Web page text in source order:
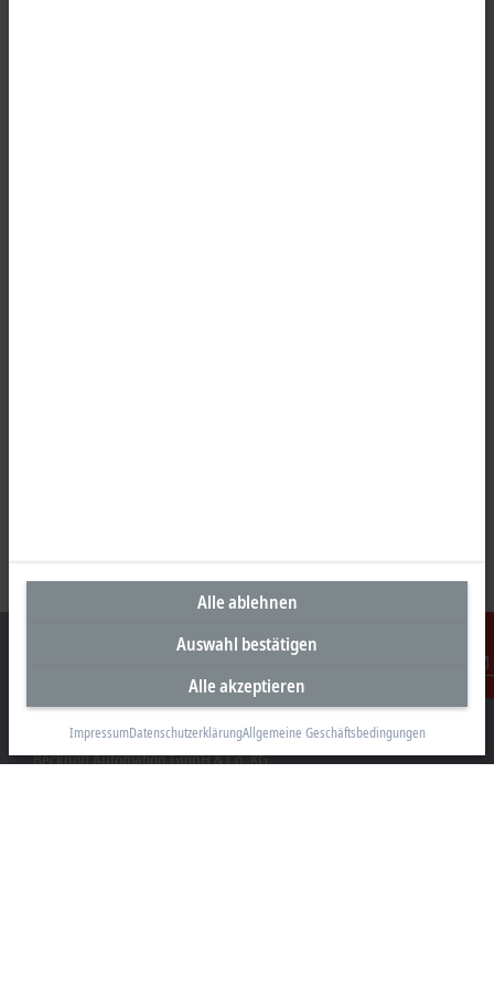
Kontakt
Beckhoff Automation GmbH & Co. KG
Alle ablehnen
Auswahl bestätigen
Alle akzeptieren
ImpressumDatenschutzerklärungAllgemeine Geschäftsbedingungen